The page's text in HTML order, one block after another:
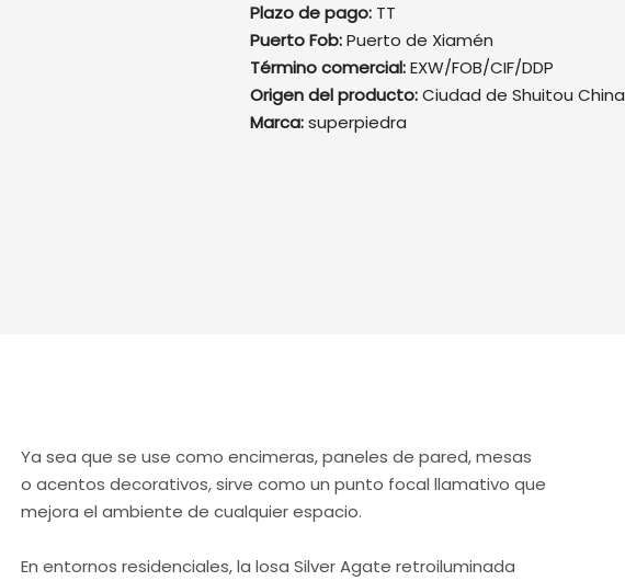
Plazo de pago: TT
Puerto Fob:Puerto de Xiamén
Término comercial:EXW/FOB/CIF/DDP
Origen del producto:Ciudad de Shuitou China
Marca:superpiedra
Ya sea que se use como encimeras, paneles de pared, mesas
o acentos decorativos, sirve como un punto focal llamativo que
mejora el ambiente de cualquier espacio.
En entornos residenciales, la losa Silver Agate retroiluminada